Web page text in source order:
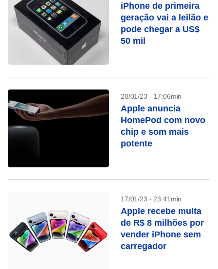
iPhone de primeira
geração vai a leilão e
pode chegar a US$
50 mil
20/01/23 - 17:06min
Apple anuncia
HomePod com novo
chip e som mais
potente
17/01/23 - 23:41min
Apple recebe multa
de R$ 8 milhões por
vender iPhone sem
carregador